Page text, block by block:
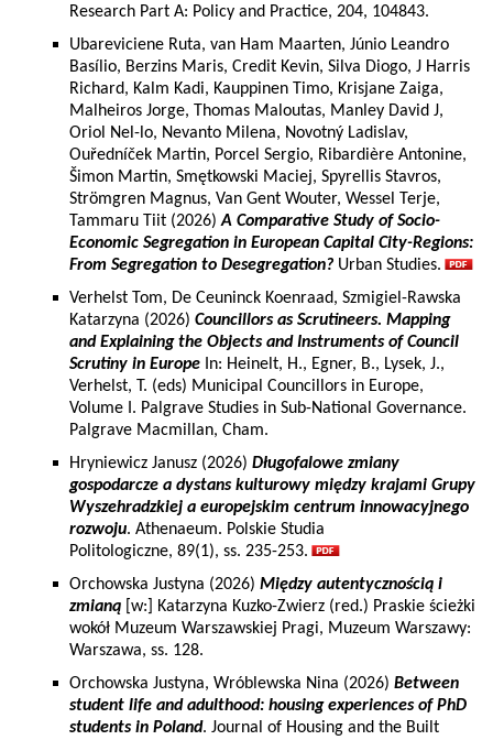
Research Part A: Policy and Practice, 204, 104843.
Ubareviciene Ruta, van Ham Maarten, Júnio Leandro
Basílio, Berzins Maris, Credit Kevin, Silva Diogo, J Harris
Richard, Kalm Kadi, Kauppinen Timo, Krisjane Zaiga,
Malheiros Jorge, Thomas Maloutas, Manley David J,
Oriol Nel-lo, Nevanto Milena, Novotný Ladislav,
Ouředníček Martin, Porcel Sergio, Ribardière Antonine,
Šimon Martin, Smętkowski Maciej, Spyrellis Stavros,
Strömgren Magnus, Van Gent Wouter, Wessel Terje,
Tammaru Tiit (2026)A Comparative Study of Socio-
Economic Segregation in European Capital City-Regions:
From Segregation to Desegregation? Urban Studies.
Verhelst Tom, De Ceuninck Koenraad, Szmigiel-Rawska
Katarzyna (2026) Councillors as Scrutineers. Mapping
and Explaining the Objects and Instruments of Council
Scrutiny in Europe In: Heinelt, H., Egner, B., Lysek, J.,
Verhelst, T. (eds) Municipal Councillors in Europe,
Volume I. Palgrave Studies in Sub-National Governance.
Palgrave Macmillan, Cham.
Hryniewicz Janusz (2026) Długofalowe zmiany
gospodarcze a dystans kulturowy między krajami Grupy
Wyszehradzkiej a europejskim centrum innowacyjnego
rozwoju. Athenaeum. Polskie Studia
Politologiczne, 89(1), ss. 235-253.
Orchowska Justyna (2026) Między autentycznością i
zmianą [w:] Katarzyna Kuzko-Zwierz (red.) Praskie ścieżki
wokół Muzeum Warszawskiej Pragi, Muzeum Warszawy:
Warszawa, ss. 128.
Orchowska Justyna, Wróblewska Nina (2026) Between
student life and adulthood: housing experiences of PhD
students in Poland. Journal of Housing and the Built